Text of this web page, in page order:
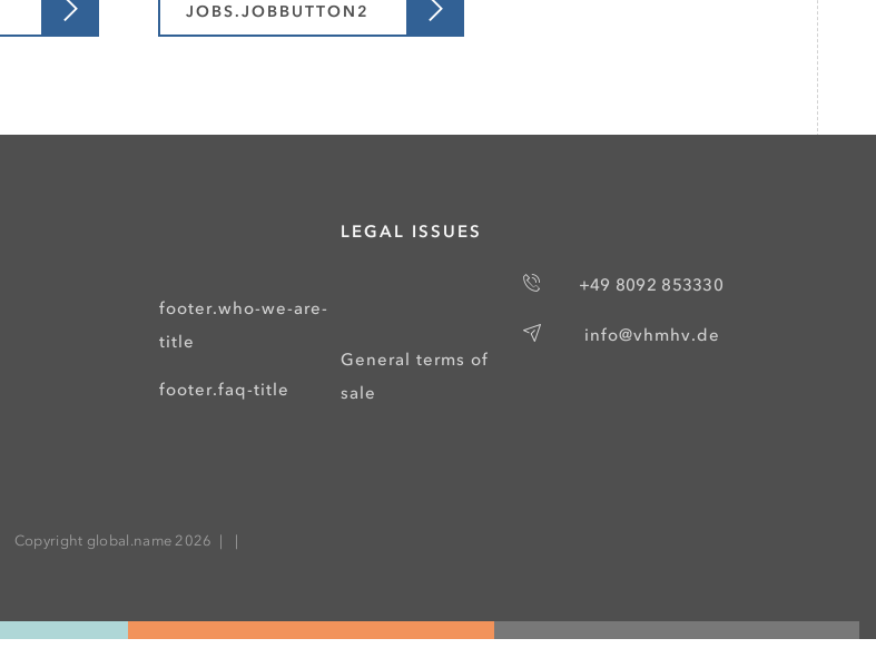
JOBS.JOBBUTTON2
footer.who-we-are-
title
footer.faq-title
LEGAL ISSUES
General terms of
sale
+49 8092 853330
info@vhmhv.de
Copyright global.name 2026 |